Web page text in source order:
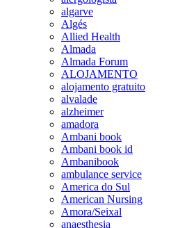
algarve
Algés
Allied Health
Almada
Almada Forum
ALOJAMENTO
alojamento gratuito
alvalade
alzheimer
amadora
Ambani book
Ambani book id
Ambanibook
ambulance service
America do Sul
American Nursing
Amora/Seixal
anaesthesia